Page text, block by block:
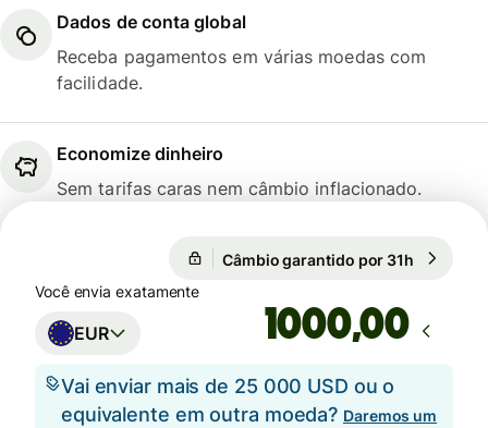
Dados de conta global
Receba pagamentos em várias moedas com
facilidade.
Economize dinheiro
Sem tarifas caras nem câmbio inflacionado.
Câmbio garantido por 31h
Você envia exatamente
EUR ,00
Vai enviar mais de 25 000 USD ou o
equivalente em outra moeda? Daremos um